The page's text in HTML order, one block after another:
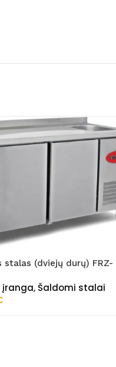
stalas (dviejų durų) FRZ-
įranga, Šaldomi stalai